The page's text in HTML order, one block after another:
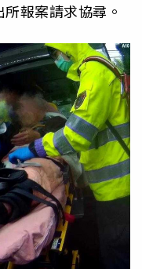
報案請求協尋。